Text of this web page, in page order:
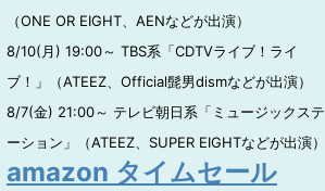
（ONE OR EIGHT、AENなどが出演）
8/10(月) 19:00～ TBS系「CDTVライブ！ライ
ブ！」（ATEEZ、Official髭男dismなどが出演）
8/7(金) 21:00～ テレビ朝日系「ミュージックステ
ーション」（ATEEZ、SUPER EIGHTなどが出演）
amazon タイムセール